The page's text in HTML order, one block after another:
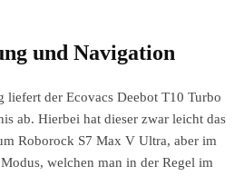
und Navigation
liefert der Ecovacs Deebot T10 Turbo
ab. Hierbei hat dieser zwar leicht das
Roborock S7 Max V Ultra, aber im
welchen man in der Regel im